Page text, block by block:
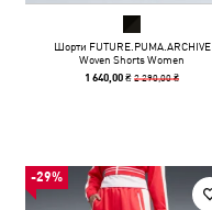
Шорти FUTURE.PUMA.ARCHIVE
Woven Shorts Women
1 640,00 ₴2 290,00 ₴
-29%